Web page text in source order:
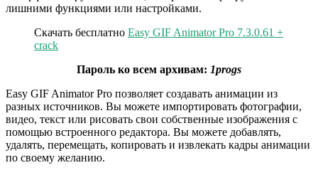
лишними функциями или настройками.
Скачать бесплатно Easy GIF Animator Pro 7.3.0.61 +
crack
Пароль ко всем архивам: 1progs
Easy GIF Animator Pro позволяет создавать анимации из
разных источников. Вы можете импортировать фотографии,
видео, текст или рисовать свои собственные изображения с
помощью встроенного редактора. Вы можете добавлять,
удалять, перемещать, копировать и извлекать кадры анимации
по своему желанию.